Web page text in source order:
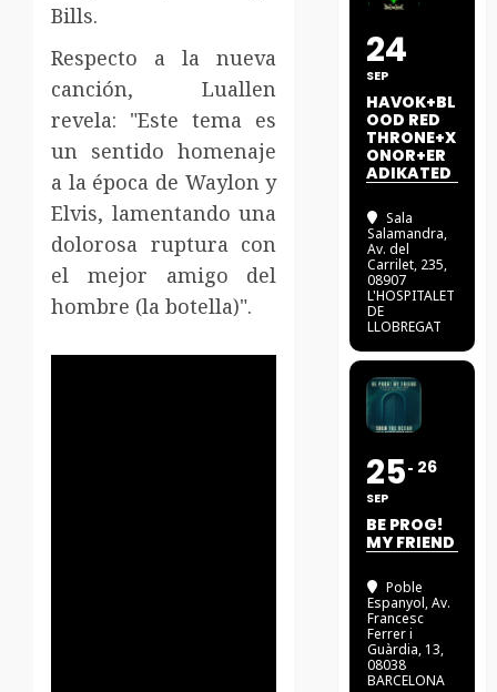
Bills.
Respecto a la nueva
canción, Luallen
revela: "Este tema es
un sentido homenaje
a la época de Waylon y
Elvis, lamentando una
dolorosa ruptura con
el mejor amigo del
hombre (la botella)".
24
SEP
HAVOK+BL
OOD RED
THRONE+X
ONOR+ER
ADIKATED
Sala
Salamandra,
Av. del
Carrilet, 235,
08907
L'HOSPITALET
DE
LLOBREGAT
25
SEP
26
BE PROG!
MY FRIEND
Poble
Espanyol, Av.
Francesc
Ferrer i
Guàrdia, 13,
08038
BARCELONA